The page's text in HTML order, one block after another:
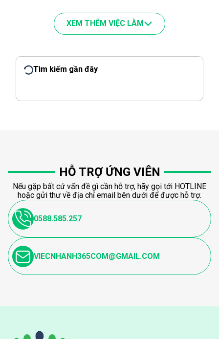
XEM THÊM VIỆC LÀM
Tìm kiếm gần đây
HỖ TRỢ ỨNG VIÊN
Nếu gặp bất cứ vấn đề gì cần hỗ trợ, hãy gọi tới HOTLINE
hoặc gửi thư về địa chỉ email bên dưới để được hỗ trợ.
0588.585.257
VIECNHANH365COM@GMAIL.COM